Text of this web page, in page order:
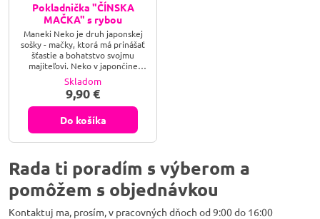
Pokladnička "ČÍNSKA
MAČKA" s rybou
Maneki Neko je druh japonskej
sošky - mačky, ktorá má prinášať
šťastie a bohatstvo svojmu
majiteľovi. Neko v japončine
znamená mačka, maneki
pozvanie. Maneki Neko je teda
niečo ako pozývajúca, alebo
vábiaca mačka. Japonci milujú
toto milé zvieratko, ktoré je
prináša a pozýva do domu a do
Pokladnička čínska mačka šťastia
Maneki Neko...
Skladom
9,90 €
Do košíka
Rada ti poradím s výberom a
pomôžem s objednávkou
Kontaktuj ma, prosím, v pracovných dňoch od 9:00 do 16:00